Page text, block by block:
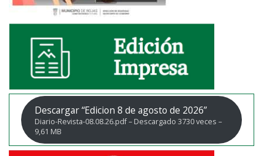
Descargar “Edicion 8 de agosto de 2026”
Diario-Revista-08.08.26.pdf – Descargado 3730 veces –
9,61 MB